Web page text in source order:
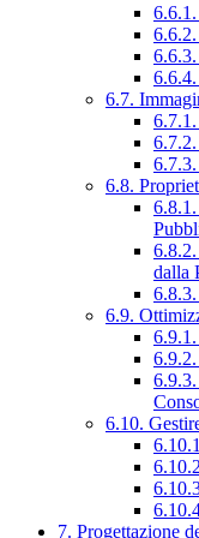
6.7.
6.8.
dalla
6.9.
6.10.
7. Progettazione